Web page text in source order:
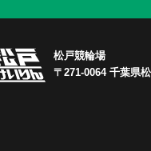
松戸競輪場
〒271-0064 千葉県